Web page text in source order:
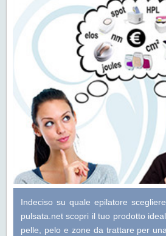
Indeciso su quale epilatore
pulsata.net scopri il tuo prodotto
pelle, pelo e zone da trattare per